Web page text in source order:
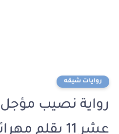
روايات شيقه
رواية نصيب
عشر 11 بقلم مهرائيل اشرف